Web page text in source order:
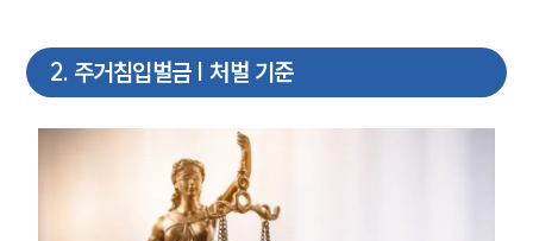
2. 주거침입벌금 | 처벌 기준